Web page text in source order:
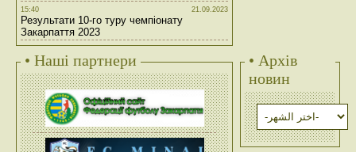
15:40 21.09.2023
Результати 10-го туру чемпіонату
Закарпаття 2023
• Наші партнери
• Архів
новин